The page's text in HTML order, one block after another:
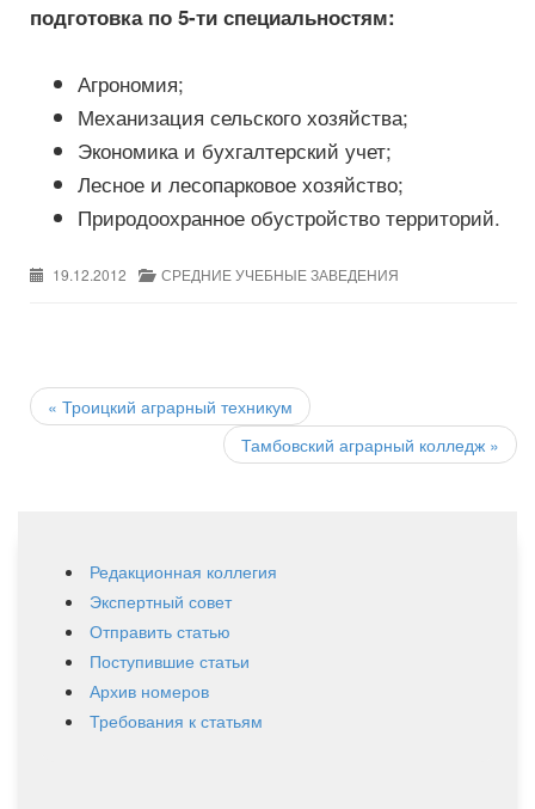
подготовка по 5-ти специальностям:
Агрономия;
Механизация сельского хозяйства;
Экономика и бухгалтерский учет;
Лесное и лесопарковое хозяйство;
Природоохранное обустройство территорий.
19.12.2012 СРЕДНИЕ УЧЕБНЫЕ ЗАВЕДЕНИЯ
Post
navigation
« Троицкий аграрный техникум
Тамбовский аграрный колледж »
Редакционная коллегия
Экспертный совет
Отправить статью
Поступившие статьи
Архив номеров
Требования к статьям